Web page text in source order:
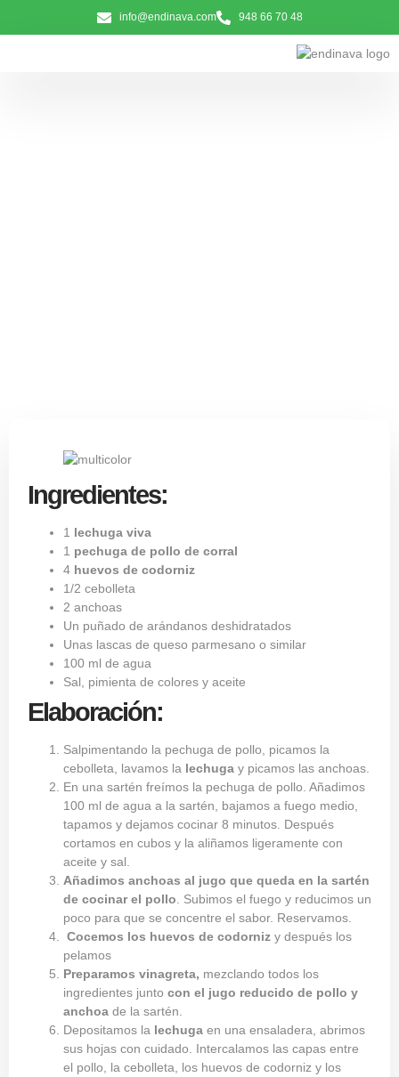
info@endinava.com 948 66 70 48
Ingredientes:
1 lechuga viva
1 pechuga de pollo de corral
4 huevos de codorniz
1/2 cebolleta
2 anchoas
Un puñado de arándanos deshidratados
Unas lascas de queso parmesano o similar
100 ml de agua
Sal, pimienta de colores y aceite
Elaboración:
Salpimentando la pechuga de pollo, picamos la
cebolleta, lavamos la lechuga y picamos las anchoas.
En una sartén freímos la pechuga de pollo. Añadimos
100 ml de agua a la sartén, bajamos a fuego medio,
tapamos y dejamos cocinar 8 minutos. Después
cortamos en cubos y la aliñamos ligeramente con
aceite y sal.
Añadimos anchoas al jugo que queda en la sartén
de cocinar el pollo . Subimos el fuego y reducimos un
poco para que se concentre el sabor. Reservamos.
Cocemos los huevos de codorniz y después los
pelamos
Preparamos vinagreta, mezclando todos los
ingredientes junto con el jugo reducido de pollo y
anchoa de la sartén.
Depositamos la lechuga en una ensaladera, abrimos
sus hojas con cuidado. Intercalamos las capas entre
el pollo, la cebolleta, los huevos de codorniz y los